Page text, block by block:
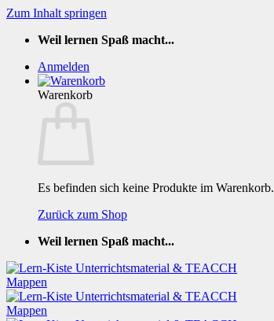
Zum Inhalt springen
Weil lernen Spaß macht...
Anmelden
Warenkorb
Es befinden sich keine Produkte im Warenkorb.
Zurück zum Shop
Weil lernen Spaß macht...